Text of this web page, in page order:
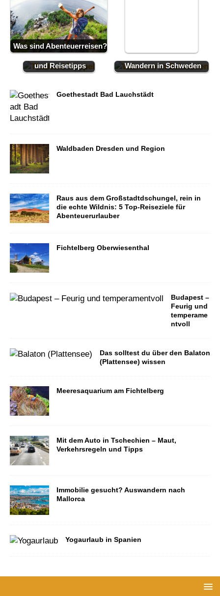
Was sind Abenteuerreisen?
Thailand
Sehenswürdigkeiten
und Reisetipps
Wandern in Schweden
Goethestadt Bad Lauchstädt
Waldbaden Dresden und Region
Raus aus dem Großstadtdschungel, rein in
die echte Wildnis: 5 Top-Reiseziele für
Abenteuerurlauber
Fichtelberg Oberwiesenthal
Budapest –
Feurig und
temperame
ntvoll
Das solltest du über den Balaton
(Plattensee) wissen
Meeresaquarium am Fichtelberg
Mit dem Auto in Tschechien – Maut,
Verkehrsregeln und Tipps
Immobilie gesucht? Auswandern nach
Mallorca
Yogaurlaub in Spanien